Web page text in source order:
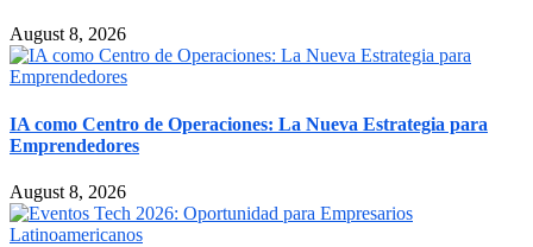
August 8, 2026
IA como Centro de Operaciones: La Nueva Estrategia para
Emprendedores
August 8, 2026